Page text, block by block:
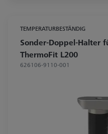
TEMPERATURBESTÄNDIG
Sonder-Doppel-Halter
ThermoFit L200
626106-9110-001